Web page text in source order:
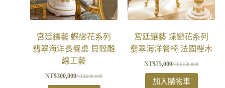
宮廷鑲藝 蝶戀花系列
翡翠海洋長餐桌 貝殼雕
線工藝
NT$600,000
NT$300,000
宮廷鑲藝 蝶戀花系列
翡翠海洋餐椅 法國櫸木
NT$150,000
NT$75,000
加入購物車